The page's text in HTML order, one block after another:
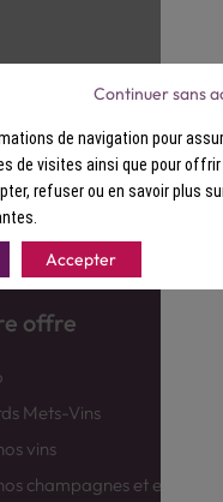
Bénéficiez de
avec le sourire :)
offre
Mets-Vins
vins
champagnes et
de navigation pour
de visites ainsi que pour offrir
refuser ou en savoir plus
Accepter
Continuer sans